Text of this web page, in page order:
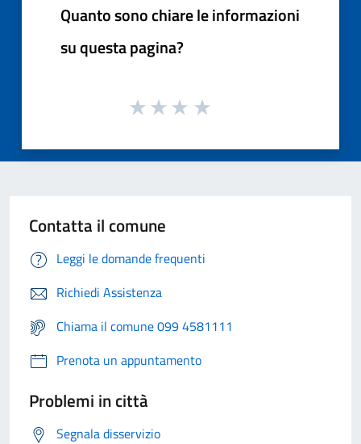
Quanto sono chiare le informazioni
su questa pagina?
Contatta il comune
Leggi le domande frequenti
Richiedi Assistenza
Chiama il comune 099 4581111
Prenota un appuntamento
Problemi in città
Segnala disservizio